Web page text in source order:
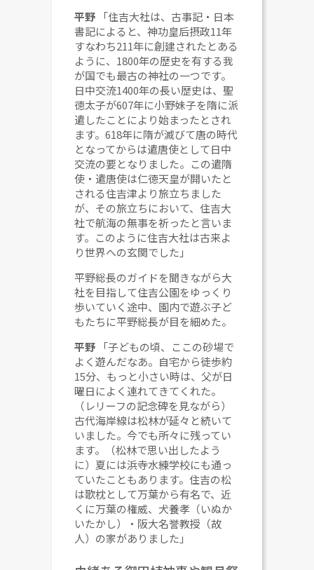
平野
「住吉大社は、古事記・日本
書記によると、神功皇后摂政11年
すなわち211年に創建されたとある
ように、1800年の歴史を有する我
が国でも最古の神社の一つです。
日中交流1400年の長い歴史は、聖
徳太子が607年に小野妹子を隋に派
遣したことにより始まったとされ
ます。618年に隋が滅びて唐の時代
となってからは遣唐使として日中
交流の要となりました。この遣隋
使・遣唐使は仁徳天皇が開いたと
される住吉津より旅立ちました
が、その旅立ちにおいて、住吉大
社で航海の無事を祈ったと言いま
す。このように住吉大社は古来よ
り世界への玄関でした」
平野総長のガイドを聞きながら大
社を目指して住吉公園をゆっくり
歩いていく途中、園内で遊ぶ子ど
もたちに平野総長が目を細めた。
平野
「子どもの頃、ここの砂場で
よく遊んだなあ。自宅から徒歩約
15分、もっと小さい時は、父が日
曜日によく連れてきてくれた。
（レリーフの記念碑を見ながら）
古代海岸線は松林が延々と続いて
いました。今でも所々に残ってい
ます。（松林で思い出したよう
に）夏には浜寺水練学校にも通っ
ていたこともあります。住吉の松
は歌枕として万葉から有名で、近
くに万葉の権威、犬養孝（いぬか
いたかし）・阪大名誉教授（故
人）の家がありました」